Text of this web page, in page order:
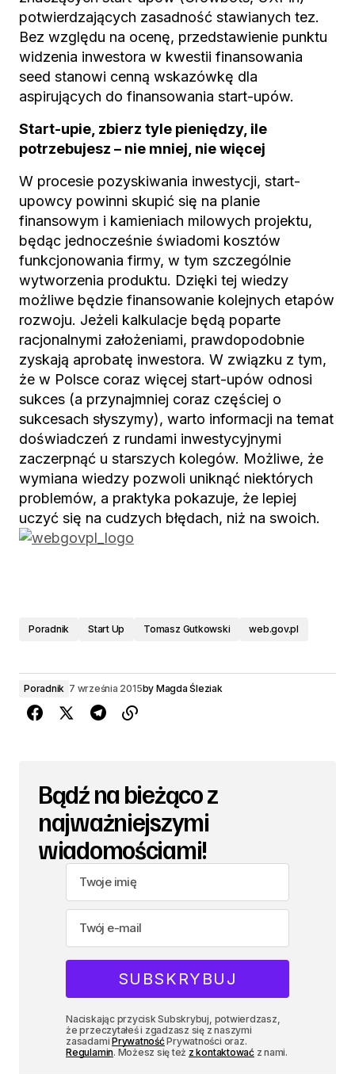
potwierdzających zasadność stawianych tez.
Bez względu na ocenę, przedstawienie punktu
widzenia inwestora w kwestii finansowania
seed stanowi cenną wskazówkę dla
aspirujących do finansowania start-upów.
Start-upie, zbierz tyle pieniędzy, ile
potrzebujesz – nie mniej, nie więcej
W procesie pozyskiwania inwestycji, start-
upowcy powinni skupić się na planie
finansowym i kamieniach milowych projektu,
będąc jednocześnie świadomi kosztów
funkcjonowania firmy, w tym szczególnie
wytworzenia produktu. Dzięki tej wiedzy
możliwe będzie finansowanie kolejnych etapów
rozwoju. Jeżeli kalkulacje będą poparte
racjonalnymi założeniami, prawdopodobnie
zyskają aprobatę inwestora. W związku z tym,
że w Polsce coraz więcej start-upów odnosi
sukces (a przynajmniej coraz częściej o
sukcesach słyszymy), warto informacji na temat
doświadczeń z rundami inwestycyjnymi
zaczerpnąć u starszych kolegów. Możliwe, że
wymiana wiedzy pozwoli uniknąć niektórych
problemów, a praktyka pokazuje, że lepiej
uczyć się na cudzych błędach, niż na swoich.
Poradnik Start Up Tomasz Gutkowski web.gov.pl
Poradnik 7 września 2015by Magda Śleziak
Bądź na bieżąco z
najważniejszymi
wiadomościami!
Naciskając przycisk Subskrybuj, potwierdzasz,
że przeczytałeś i zgadzasz się z naszymi
zasadamiPrywatnośćPrywatności oraz.
Regulamin. Możesz się też z kontaktowaćz nami.